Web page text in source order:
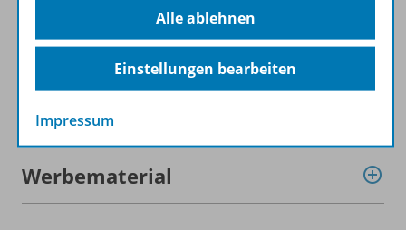
Audio
Werbematerial
Alle ablehnen
Einstellungen bearbeiten
Impressum